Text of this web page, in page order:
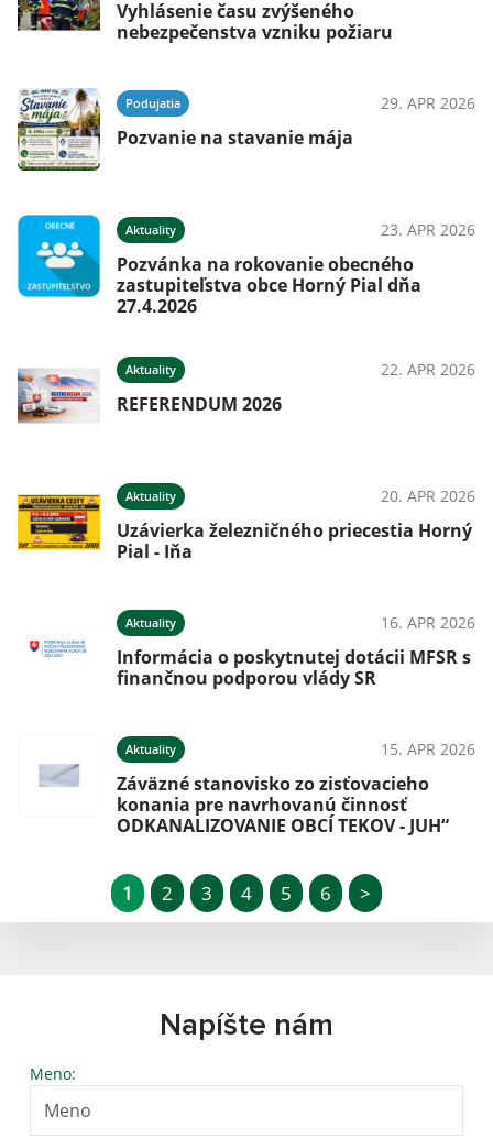
Vyhlásenie času zvýšeného
nebezpečenstva vzniku požiaru
Podujatia 29. APR 2026
Pozvanie na stavanie mája
Aktuality 23. APR 2026
Pozvánka na rokovanie obecného
zastupiteľstva obce Horný Pial dňa
27.4.2026
Aktuality 22. APR 2026
REFERENDUM 2026
Aktuality 20. APR 2026
Uzávierka železničného priecestia Horný
Pial - Iňa
Aktuality 16. APR 2026
Informácia o poskytnutej dotácii MFSR s
finančnou podporou vlády SR
Aktuality 15. APR 2026
Záväzné stanovisko zo zisťovacieho
konania pre navrhovanú činnosť
ODKANALIZOVANIE OBCÍ TEKOV - JUH“
1 2 3 4 5 6 >
Napíšte nám
Meno: